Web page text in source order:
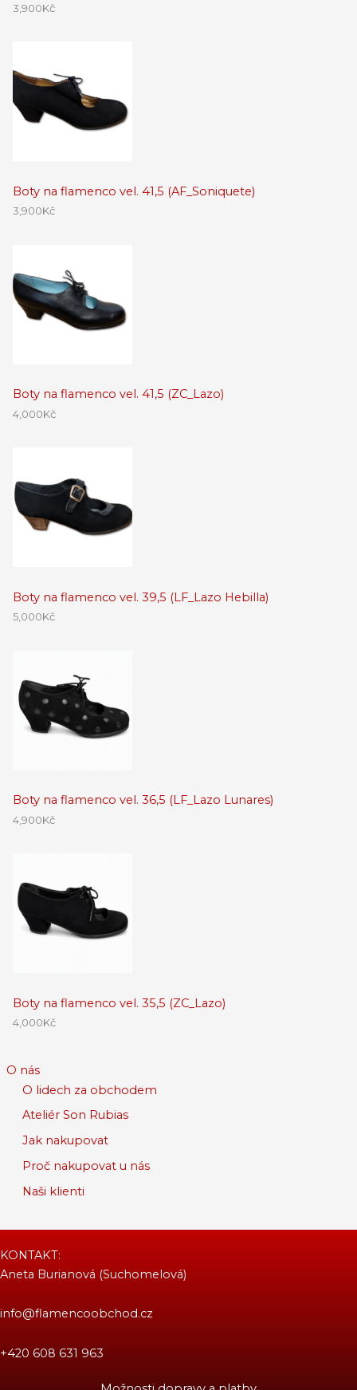
3,900Kč
Boty na flamenco vel. 41,5 (AF_Soniquete)
3,900Kč
Boty na flamenco vel. 41,5 (ZC_Lazo)
4,000Kč
Boty na flamenco vel. 39,5 (LF_Lazo Hebilla)
5,000Kč
Boty na flamenco vel. 36,5 (LF_Lazo Lunares)
4,900Kč
Boty na flamenco vel. 35,5 (ZC_Lazo)
4,000Kč
O nás
O lidech za obchodem
Ateliér Son Rubias
Jak nakupovat
Proč nakupovat u nás
Naši klienti
KONTAKT:
Aneta Burianová (Suchomelová)
info@flamencoobchod.cz
+420 608 631 963